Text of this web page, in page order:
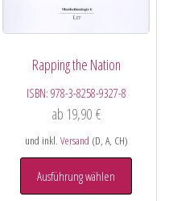
Rapping the Nation
ISBN: 978-3-8258-9327-8
ab 19,90 €
und inkl. Versand (D, A, CH)
Ausführung wählen